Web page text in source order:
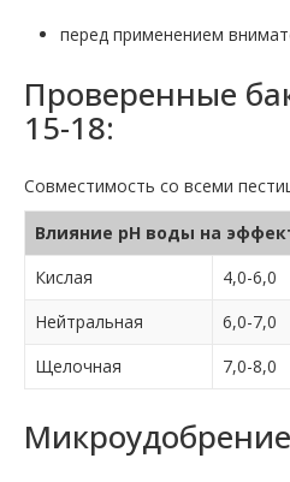
перед применением
Проверенные
15-18:
Совместимость со всеми
Влияние pH воды на
Кислая
4,0-6,0
Нейтральная
6,0-7,0
Щелочная
7,0-8,0